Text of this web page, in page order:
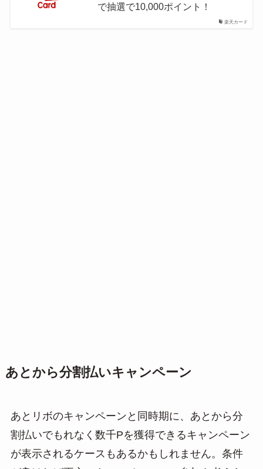
楽天カード
で抽選で10,000ポイント！
あとから分割払いキャンペーン
あとリボのキャンペーンと同時期に、あとから分
割払いでもれなく数千Pを獲得できるキャンペーン
が表示されるケースもあるかもしれません。条件